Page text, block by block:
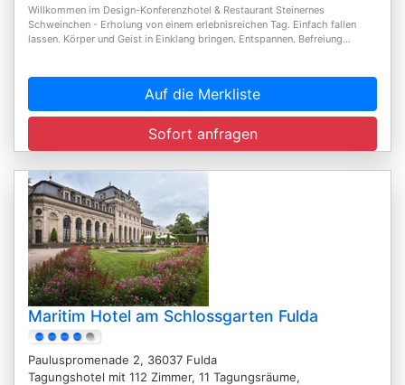
Willkommen im Design-Konferenzhotel & Restaurant Steinernes
Schweinchen - Erholung von einem erlebnisreichen Tag. Einfach fallen
lassen. Körper und Geist in Einklang bringen. Entspannen. Befreiung...
Auf die Merkliste
Sofort anfragen
Maritim Hotel am Schlossgarten Fulda
Pauluspromenade 2, 36037 Fulda
Tagungshotel mit 112 Zimmer, 11 Tagungsräume,